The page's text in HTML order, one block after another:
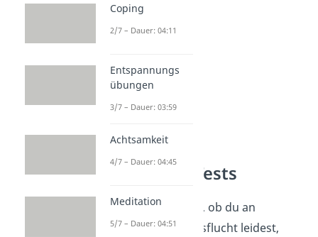
Eskapismus Tests
Wenn du dich fragst, ob du an
krankhafter Realitätsflucht leidest,
Coping
2/7 – Dauer: 04:11
Entspannungs
übungen
3/7 – Dauer: 03:59
Achtsamkeit
4/7 – Dauer: 04:45
Meditation
5/7 – Dauer: 04:51